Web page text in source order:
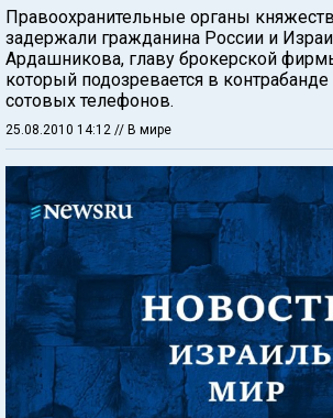
Правоохранительные органы
задержали гражданина России и
Ардашникова, главу брокерской
который подозревается в
сотовых телефонов.
25.08.2010 14:12 // В мире